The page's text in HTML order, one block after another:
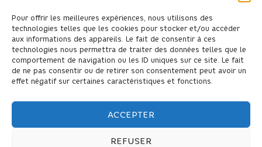
Pour offrir les meilleures expériences, nous utilisons des
technologies telles que les cookies pour stocker et/ou accéder
aux informations des appareils. Le fait de consentir à ces
technologies nous permettra de traiter des données telles que le
comportement de navigation ou les ID uniques sur ce site. Le fait
de ne pas consentir ou de retirer son consentement peut avoir un
effet négatif sur certaines caractéristiques et fonctions.
ACCEPTER
REFUSER